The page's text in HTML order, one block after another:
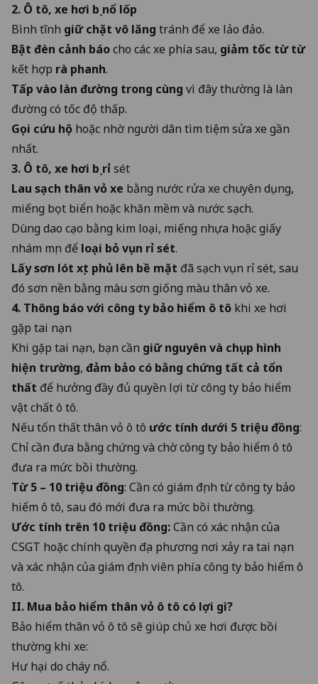
2. Ô tô, xe hơi bị nổ lốp
Bình tĩnh giữ chặt vô lăng tránh để xe lảo đảo.
Bật đèn cảnh báocho các xe phía sau, giảm tốc từ từ
kết hợp rà phanh.
Tấp vào làn đường trong cùng vì đây thường là làn
đường có tốc độ thấp.
Gọi cứu hộ hoặc nhờ người dân tìm tiệm sửa xe gần
nhất.
3. Ô tô, xe hơi bị rỉsét
Lau sạch thân vỏ xe bằng nước rửa xe chuyên dụng,
miếng bọt biển hoặc khăn mềm và nước sạch.
Dùng dao cạo bằng kim loại, miếng nhựa hoặc giấy
nhám mịn để loại bỏ vụn rỉ sét.
Lấy sơn lót xịt phủ lên bề mặt đã sạch vụn rỉ sét, sau
đó sơn nền bằng màu sơn giống màu thân vỏ xe.
4. Thông báo với công ty bảo hiểm ô tô khi xe hơi
gặp tai nạn
Khi gặp tai nạn, bạn cần giữ nguyên và chụp hình
hiện trường, đảm bảo có bằng chứng tất cả tổn
thất để hưởng đầy đủ quyền lợi từ công ty bảo hiểm
vật chất ô tô.
Nếu tổn thất thân vỏ ô tô ước tính dưới 5 triệu đồng:
Chỉ cần đưa bằng chứng và chờ công ty bảo hiểm ô tô
đưa ra mức bồi thường.
Từ 5 – 10 triệu đồng: Cần có giám định từ công ty bảo
hiểm ô tô, sau đó mới đưa ra mức bồi thường.
Ước tính trên 10 triệu đồng:Cần có xác nhận của
CSGT hoặc chính quyền địa phương nơi xảy ra tai nạn
và xác nhận của giám định viên phía công ty bảo hiểm ô
tô.
II. Mua bảo hiểm thân vỏ ô tô có lợi gì?
Bảo hiểm thân vỏ ô tô sẽ giúp chủ xe hơi được bồi
thường khi xe:
Hư hại do cháy nổ.